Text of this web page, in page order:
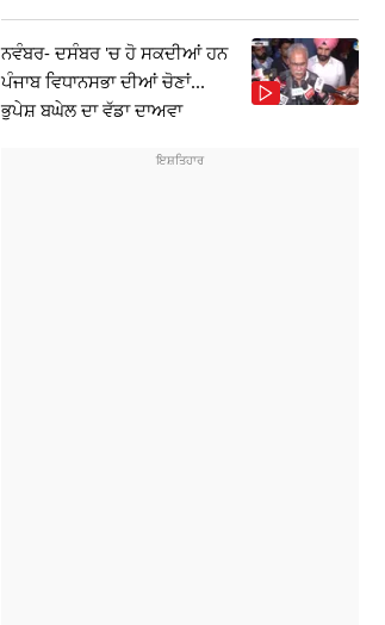
ਨਵੰਬਰ- ਦਸੰਬਰ 'ਚ ਹੋ ਸਕਦੀਆਂ ਹਨ
ਪੰਜਾਬ ਵਿਧਾਨਸਭਾ ਦੀਆਂ ਚੋਣਾਂ...
ਭੁਪੇਸ਼ ਬਘੇਲ ਦਾ ਵੱਡਾ ਦਾਅਵਾ